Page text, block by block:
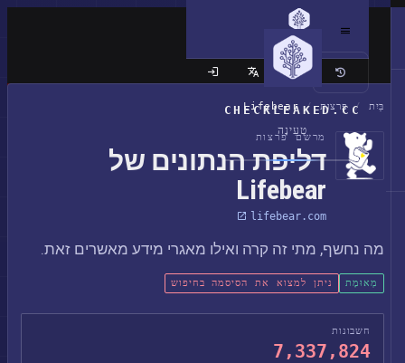
CHECKLEAKED.CC
טְעִינָה
האתר הקלאסי
/ פרצות /
Lifebear
מרשם פרצות
דליפת הנתונים של
Lifebear
lifebear.com
מה נחשף, מתי זה קרה ואילו מאגרי מידע מאשרים זאת.
מְאוּמָת ניתן למצוא את הסיסמה בחיפוש
חשבונות
7,337,824